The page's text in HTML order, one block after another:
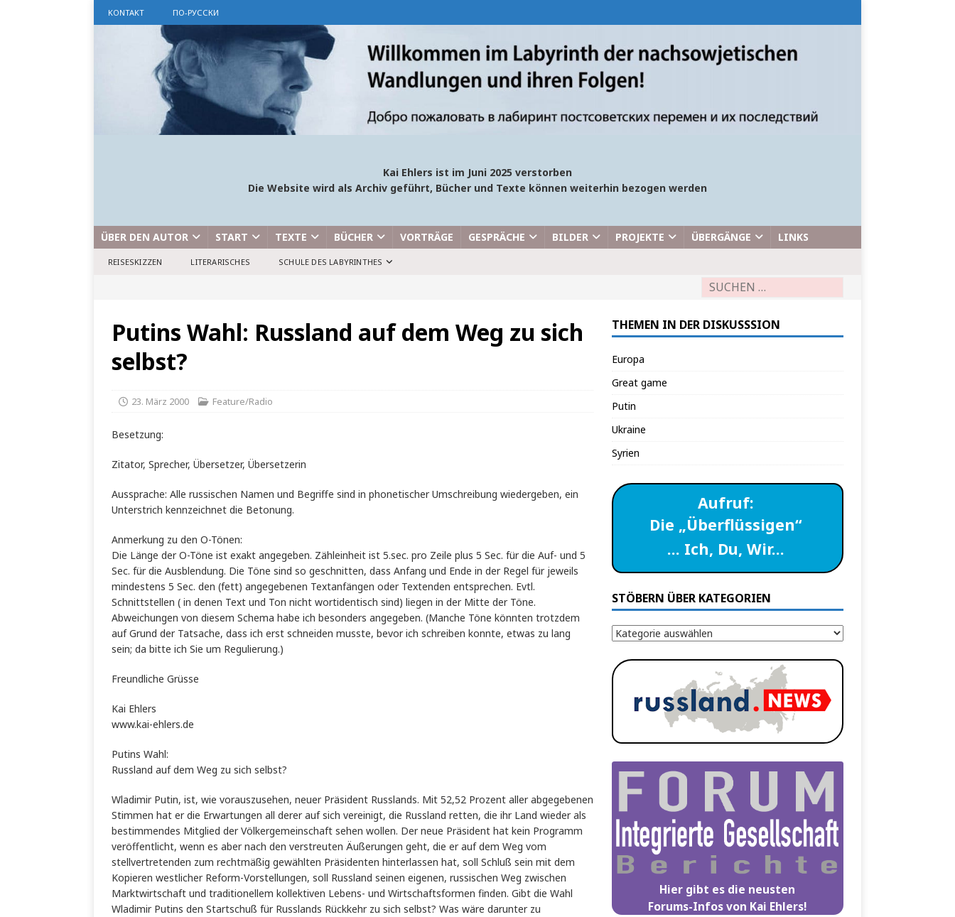
KONTAKT ПО-РУССКИ
Kai Ehlers ist im Juni 2025 verstorben
Die Website wird als Archiv geführt, Bücher und Texte können weiterhin bezogen werden
ÜBER DEN AUTOR START TEXTE BÜCHER VORTRÄGE GESPRÄCHE BILDER PROJEKTE ÜBERGÄNGE LINKS
REISESKIZZEN LITERARISCHES SCHULE DES LABYRINTHES
Putins Wahl: Russland auf dem Weg zu sich
selbst?
23. März 2000 Feature/Radio
Besetzung:
Zitator, Sprecher, Übersetzer, Übersetzerin
Aussprache: Alle russischen Namen und Begriffe sind in phonetischer Umschreibung wiedergeben, ein
Unterstrich kennzeichnet die Betonung.
Anmerkung zu den O-Tönen:
Die Länge der O-Töne ist exakt angegeben. Zähleinheit ist 5.sec. pro Zeile plus 5 Sec. für die Auf- und 5
Sec. für die Ausblendung. Die Töne sind so geschnitten, dass Anfang und Ende in der Regel für jeweils
mindestens 5 Sec. den (fett) angegebenen Textanfängen oder Textenden entsprechen. Evtl.
Schnittstellen ( in denen Text und Ton nicht wortidentisch sind) liegen in der Mitte der Töne.
Abweichungen von diesem Schema habe ich besonders angegeben. (Manche Töne könnten trotzdem
auf Grund der Tatsache, dass ich erst schneiden musste, bevor ich schreiben konnte, etwas zu lang
sein; da bitte ich Sie um Regulierung.)
Freundliche Grüsse
Kai Ehlers
www.kai-ehlers.de
Putins Wahl:
Russland auf dem Weg zu sich selbst?
Wladimir Putin, ist, wie vorauszusehen, neuer Präsident Russlands. Mit 52,52 Prozent aller abgegebenen
Stimmen hat er die Erwartungen all derer auf sich vereinigt, die Russland retten, die ihr Land wieder als
bestimmendes Mitglied der Völkergemeinschaft sehen wollen. Der neue Präsident hat kein Programm
veröffentlicht, wenn es aber nach den verstreuten Äußerungen geht, die er auf dem Weg vom
stellvertretenden zum rechtmäßig gewählten Präsidenten hinterlassen hat, soll Schluß sein mit dem
Kopieren westlicher Reform-Vorstellungen, soll Russland seinen eigenen, russischen Weg zwischen
Marktwirtschaft und traditionellem kollektiven Lebens- und Wirtschaftsformen finden. Gibt die Wahl
Wladimir Putins den Startschuß für Russlands Rückkehr zu sich selbst? Was wäre darunter zu
THEMEN IN DER DISKUSSSION
Europa
Great game
Putin
Ukraine
Syrien
Aufruf:
Die „Überflüssigen“
… Ich, Du, Wir…
STÖBERN ÜBER KATEGORIEN
Hier gibt es die neusten
Forums-Infos von Kai Ehlers!